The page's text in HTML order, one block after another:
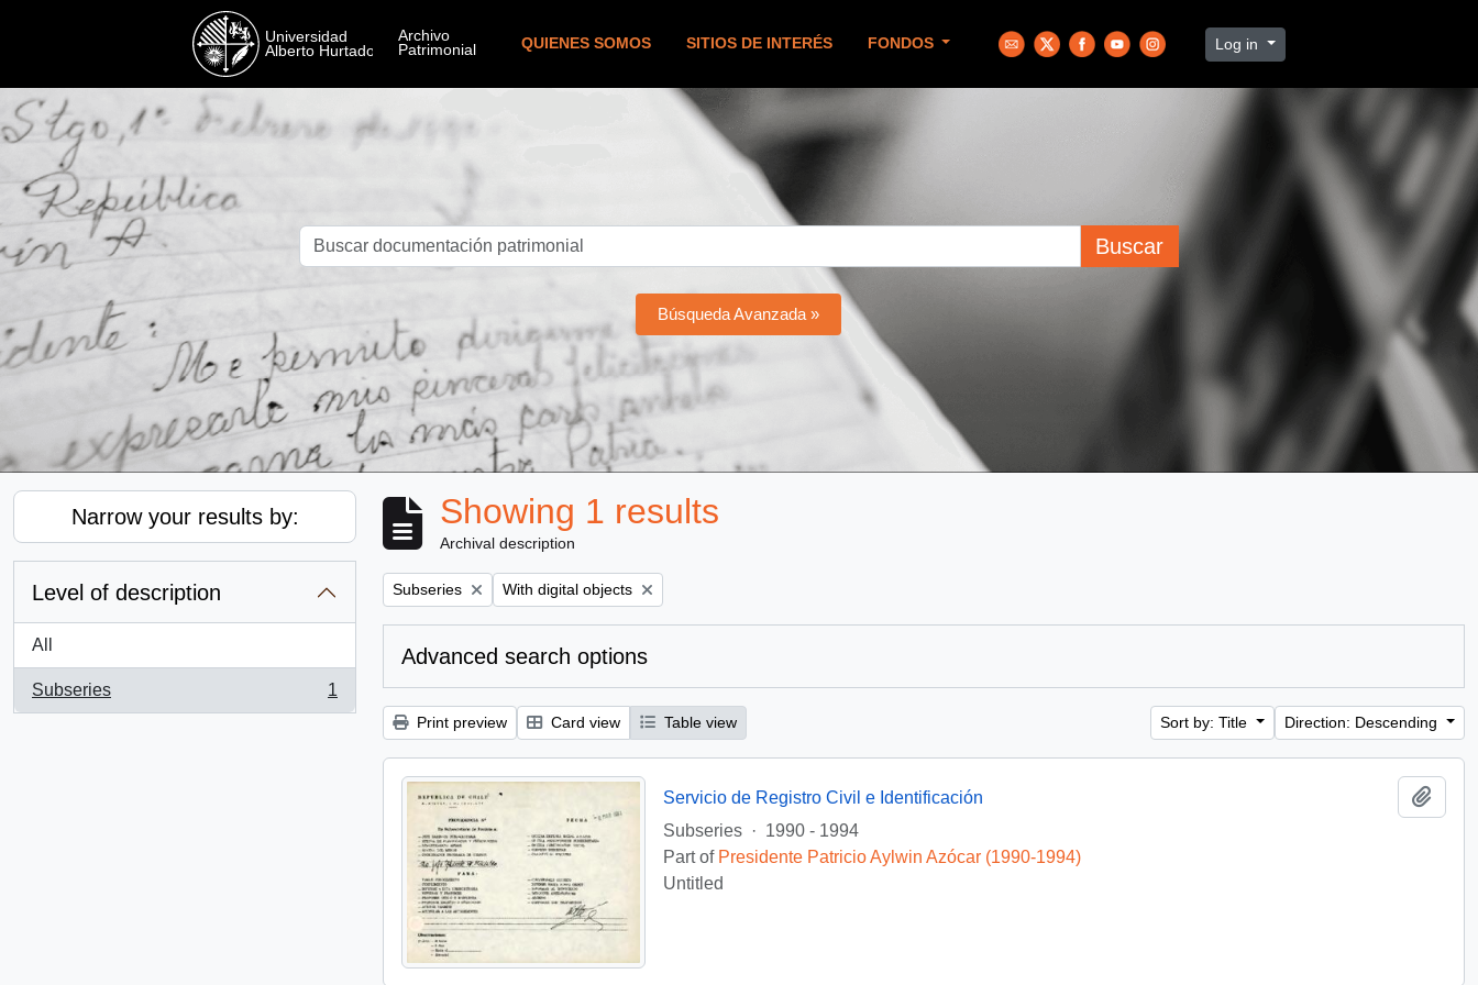
QUIENES SOMOS SITIOS DE INTERÉS FONDOS Log in
Buscar
Búsqueda Avanzada »
Narrow your results by:
Level of description
All
Subseries
, 1 results
1
Showing 1 results
Archival description
Remove filter:
Subseries Remove filter:
With digital objects
Advanced search options
Print preview Card view Table view Sort by: Title Direction: Descending
Servicio de Registro Civil e Identificación
Subseries
· 1990 - 1994
Part of Presidente Patricio Aylwin Azócar (1990-1994)
Untitled